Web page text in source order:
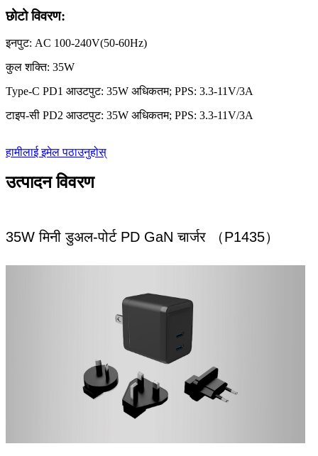
छोटो विवरण:
इनपुट: AC 100-240V(50-60Hz)
कुल शक्ति: 35W
Type-C PD1 आउटपुट: 35W अधिकतम; PPS: 3.3-11V/3A
टाइप-सी PD2 आउटपुट: 35W अधिकतम; PPS: 3.3-11V/3A
हामीलाई इमेल पठाउनुहोस्
उत्पादन विवरण
35W मिनी डुअल-पोर्ट PD GaN चार्जर （P1435）